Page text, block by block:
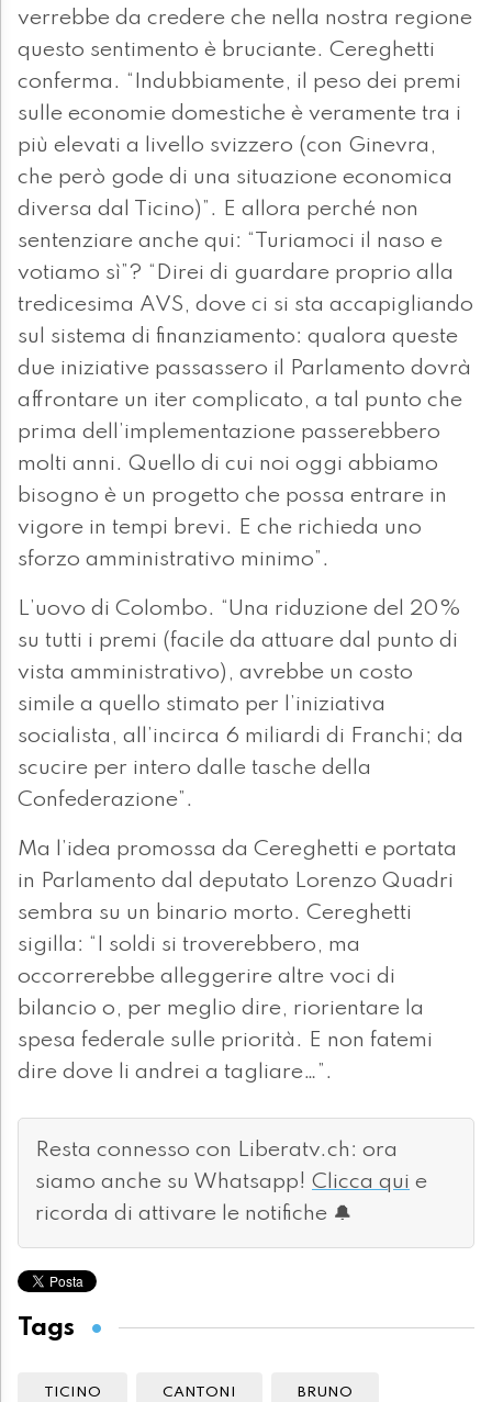
verrebbe da credere che nella nostra regione
questo sentimento è bruciante. Cereghetti
conferma. “Indubbiamente, il peso dei premi
sulle economie domestiche è veramente tra i
più elevati a livello svizzero (con Ginevra,
che però gode di una situazione economica
diversa dal Ticino)”. E allora perché non
sentenziare anche qui: “Turiamoci il naso e
votiamo sì”? “Direi di guardare proprio alla
tredicesima AVS, dove ci si sta accapigliando
sul sistema di finanziamento: qualora queste
due iniziative passassero il Parlamento dovrà
affrontare un iter complicato, a tal punto che
prima dell’implementazione passerebbero
molti anni. Quello di cui noi oggi abbiamo
bisogno è un progetto che possa entrare in
vigore in tempi brevi. E che richieda uno
sforzo amministrativo minimo”.
L’uovo di Colombo. “Una riduzione del 20%
su tutti i premi (facile da attuare dal punto di
vista amministrativo), avrebbe un costo
simile a quello stimato per l’iniziativa
socialista, all’incirca 6 miliardi di Franchi; da
scucire per intero dalle tasche della
Confederazione”.
Ma l’idea promossa da Cereghetti e portata
in Parlamento dal deputato Lorenzo Quadri
sembra su un binario morto. Cereghetti
sigilla: “I soldi si troverebbero, ma
occorrerebbe alleggerire altre voci di
bilancio o, per meglio dire, riorientare la
spesa federale sulle priorità. E non fatemi
dire dove li andrei a tagliare…”.
Resta connesso con Liberatv.ch: ora
siamo anche su Whatsapp! Clicca qui e
ricorda di attivare le notifiche 🔔
Tags
TICINO CANTONI BRUNO